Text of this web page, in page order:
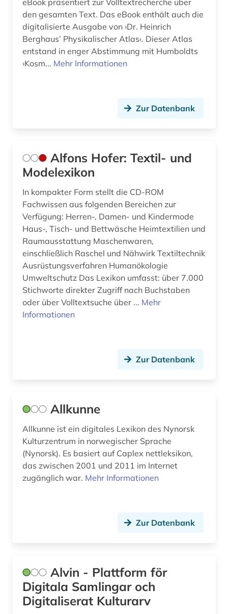
frankreich (1)
frau (1)
frauen (1)
frühes christentum (1)
förderpreis für deutsche wissenschaftler im g.
förderverein (1)
galloromanistik (2)
gastronomie (1)
gaststättengewerbe (1)
gebäude (2)
gefallener (1)
geisteswissenschaften (26)
genderstudien (4)
generative ki (1)
gentechnik (1)
geografie (4)
geographische daten (1)
georg thomas von (1)
germanen (2)
germanische altertumskunde (2)
eBook präsentiert zur Volltextrecherche über
den gesamten Text. Das eBook enthält auch die
digitalisierte Ausgabe von ›Dr. Heinrich
Berghaus’ Physikalischer Atlas‹. Dieser Atlas
entstand in enger Abstimmung mit Humboldts
›Kosm... Mehr Informationen
Zur Datenbank
Alfons Hofer: Textil- und
Modelexikon
In kompakter Form stellt die CD-ROM
Fachwissen aus folgenden Bereichen zur
Verfügung: Herren-, Damen- und Kindermode
Haus-, Tisch- und Bettwäsche Heimtextilien und
Raumausstattung Maschenwaren,
einschließlich Raschel und Nähwirk Textiltechnik
Ausrüstungsverfahren Humanökologie
Umweltschutz Das Lexikon umfasst: über 7.000
Stichworte direkter Zugriff nach Buchstaben
oder über Volltextsuche über ... Mehr
Informationen
Zur Datenbank
Allkunne
Allkunne ist ein digitales Lexikon des Nynorsk
Kulturzentrum in norwegischer Sprache
(Nynorsk). Es basiert auf Caplex nettleksikon,
das zwischen 2001 und 2011 im Internet
zugänglich war. Mehr Informationen
Zur Datenbank
Alvin - Plattform för
Digitala Samlingar och
Digitaliserat Kulturarv